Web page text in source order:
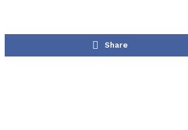
Share